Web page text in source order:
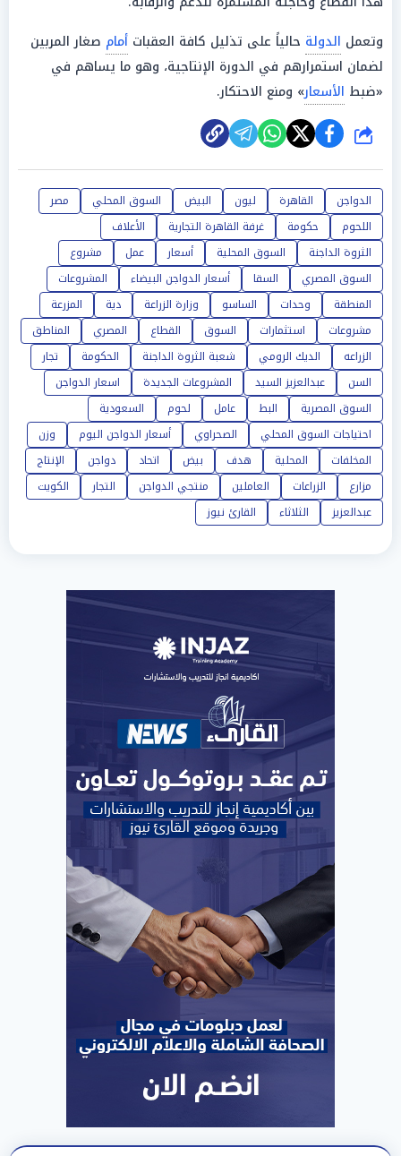
وتعمل الدولة حالياً على تذليل كافة العقبات أمام صغار المربين
لضمان استمرارهم في الدورة الإنتاجية، وهو ما يساهم في
«ضبط الأسعار» ومنع الاحتكار.
شارك
الدواجن القاهرة ليون البيض السوق المحلي
مصر
اللحوم
حكومة غرفة القاهرة التجارية
الأعلاف
الثروة الداجنة
السوق المحلية أسعار عمل
مشروع
السوق المصري
السقا أسعار الدواجن البيضاء
المشروعات
المنطقة
وحدات الساسو وزارة الزراعة دية
المزرعة
مشروعات
استثمارات السوق القطاع المصري
المناطق
الزراعه
الديك الرومي شعبة الثروة الداجنة الحكومة
تجار
السن
عبدالعزيز السيد المشروعات الجديدة
اسعار الدواجن
السوق المصرية
البط عامل لحوم
السعودية
احتياجات السوق المحلي
الصحراوي أسعار الدواجن اليوم
وزن
المخلفات
المحلية هدف بيض اتحاد دواجن
الإنتاج
مزارع
الزراعات العاملين منتجي الدواجن التجار
الكويت
عبدالعزيز
الثلاثاء القارئ نيوز